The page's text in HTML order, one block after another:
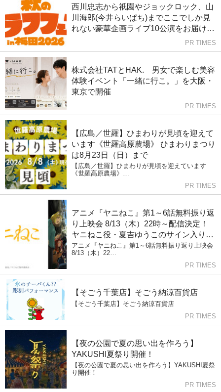
西川忠志から祇園やジョックロック、山
川海郎(今井らいぱち)までここでしか見
れない豪華企画ライブ10公演をお届けす
る！秋のプチラフフェスin梅田2026開催
決定!
PR TIMES
株式会社TATとHAK. 男女で楽しむ美容
体験イベント「一緒に行こ。」を大阪・
東京で開催
PR TIMES
【広島／世羅】ひまわりが見頃を迎えて
います《世羅高原農場》 ひまわりまつり
は8月23日（日）まで
【広島／世羅】ひまわりが見頃を迎えています
《世羅高原農場》…
PR TIMES
アニメ『ヤニねこ』第1～6話無料振り返
り上映会 8/13（木）22時～配信決定！
ヤニねこ役・夏吉ゆうこのサイン入り台
本が当たる プレゼントキャンペーンを実
施
アニメ『ヤニねこ』第1～6話無料振り返り上映会
8/13（木）22…
PR TIMES
【そごう千葉店】そごう納涼百貨店
【そごう千葉店】そごう納涼百貨店
PR TIMES
【夜の公園で夏の思い出を作ろう】
YAKUSHI夏祭り開催！
【夜の公園で夏の思い出を作ろう】YAKUSHI夏祭
り開催！
PR TIMES